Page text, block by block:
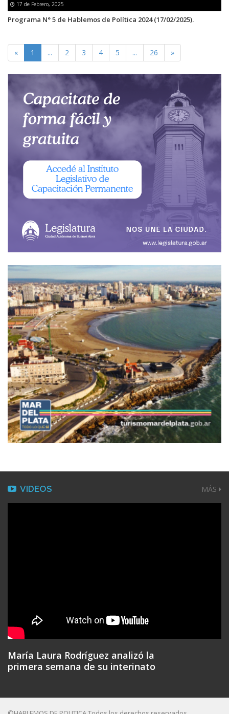
17 de Febrero, 2025
Programa N° 5 de Hablemos de Política 2024 (17/02/2025).
« 1 ... 2 3 4 5 ... 26 »
VIDEOS MÁS
María Laura Rodríguez analizó la
primera semana de su interinato